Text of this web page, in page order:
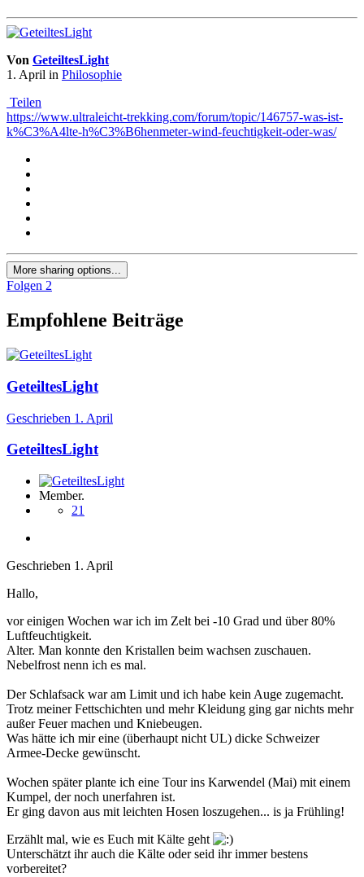
Von GeteiltesLight
1. April in Philosophie
Teilen
https://www.ultraleicht-trekking.com/forum/topic/146757-was-ist-
k%C3%A4lte-h%C3%B6henmeter-wind-feuchtigkeit-oder-was/
More sharing options...
Folgen 2
Empfohlene Beiträge
GeteiltesLight
Geschrieben 1. April
GeteiltesLight
Member.
21
Geschrieben 1. April
Hallo,
vor einigen Wochen war ich im Zelt bei -10 Grad und über 80%
Luftfeuchtigkeit.
Alter. Man konnte den Kristallen beim wachsen zuschauen.
Nebelfrost nenn ich es mal.
Der Schlafsack war am Limit und ich habe kein Auge zugemacht.
Trotz meiner Fettschichten und mehr Kleidung ging gar nichts mehr
außer Feuer machen und Kniebeugen.
Was hätte ich mir eine (überhaupt nicht UL) dicke Schweizer
Armee-Decke gewünscht.
Wochen später plante ich eine Tour ins Karwendel (Mai) mit einem
Kumpel, der noch unerfahren ist.
Er ging davon aus mit leichten Hosen loszugehen... is ja Frühling!
Erzählt mal, wie es Euch mit Kälte geht
Unterschätzt ihr auch die Kälte oder seid ihr immer bestens
vorbereitet?